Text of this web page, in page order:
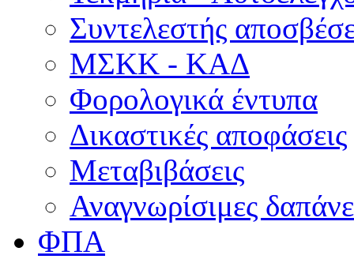
Συντελεστής
ΜΣKΚ - ΚΑΔ
Φορολογικά έντυπα
Δικαστικές αποφάσεις
Μεταβιβάσεις
Αναγνωρίσιμες
ΦΠΑ